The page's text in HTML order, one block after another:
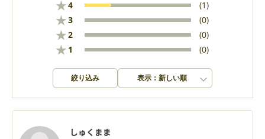
★4 (1)
★3 (0)
★2 (0)
★ 1 (0)
絞り込み 表示：新しい順
しゅくまま